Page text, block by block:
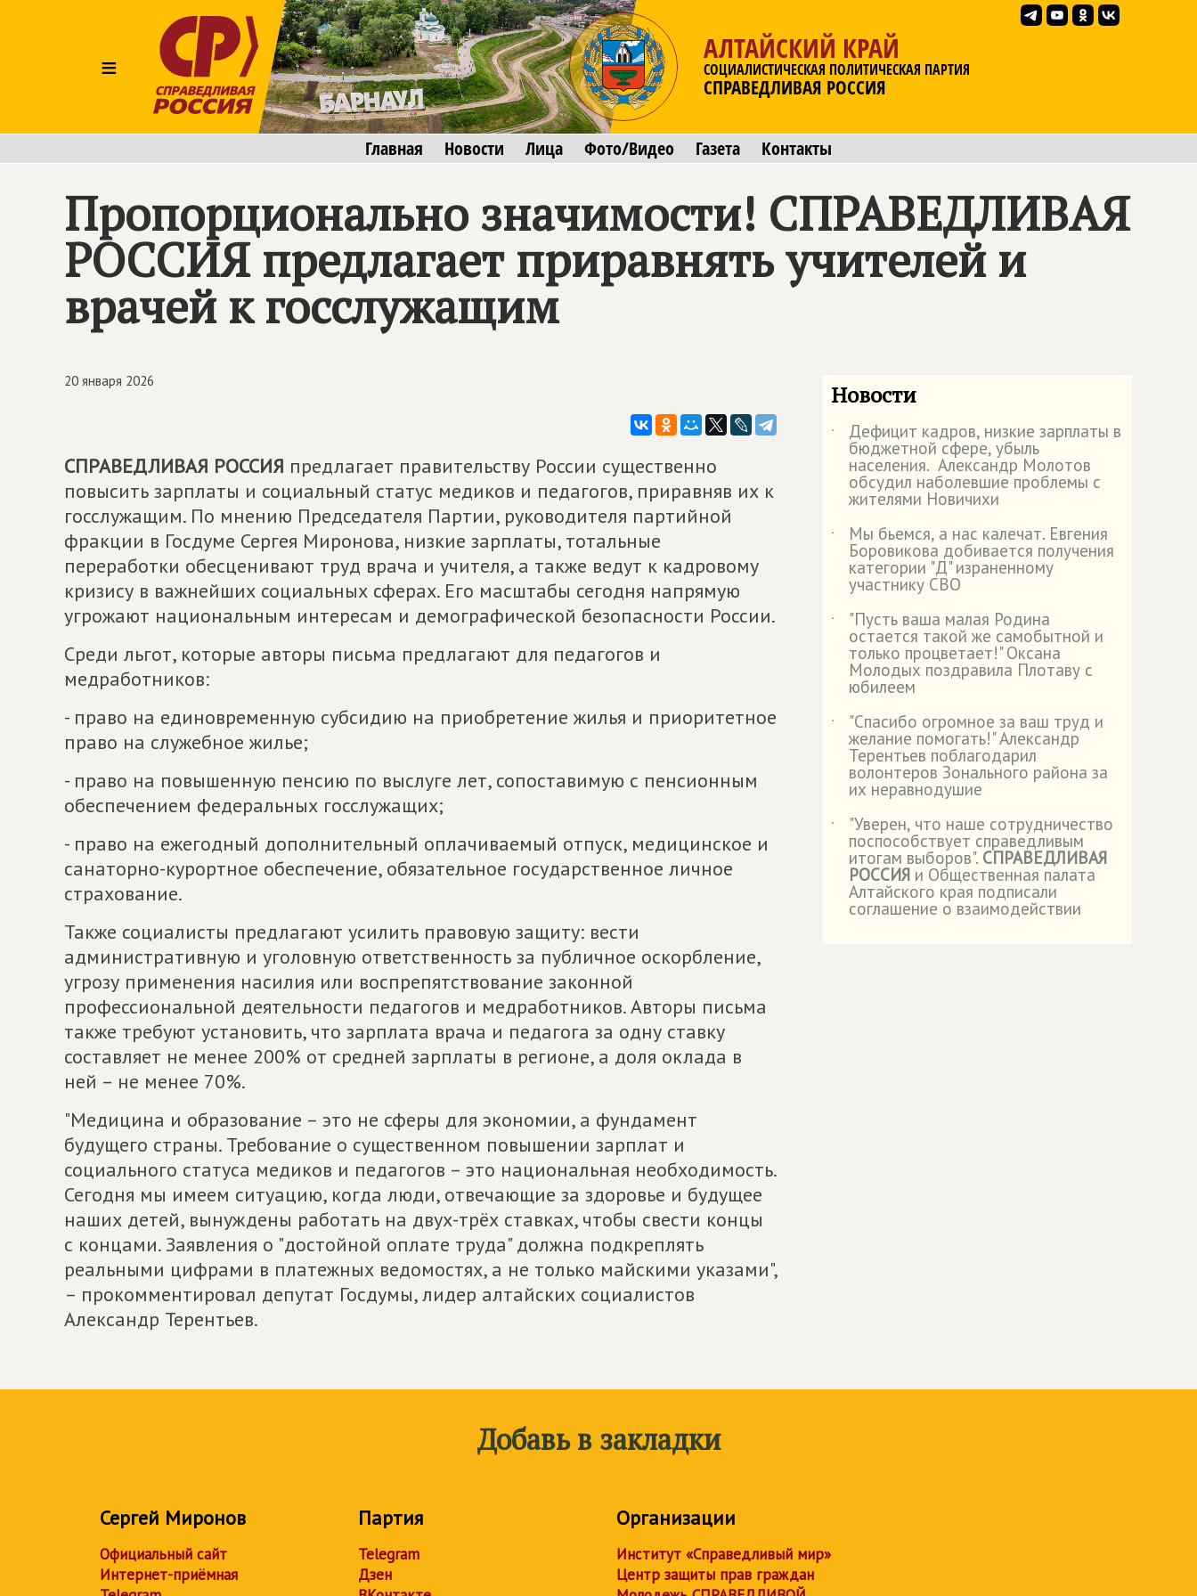
≡
АЛТАЙСКИЙ КРАЙ
СОЦИАЛИСТИЧЕСКАЯ ПОЛИТИЧЕСКАЯ ПАРТИЯ
СПРАВЕДЛИВАЯ РОССИЯ
Главная Новости Лица Фото/Видео Газета Контакты
Пропорционально значимости! СПРАВЕДЛИВАЯ
РОССИЯпредлагает приравнять учителей и
врачей к госслужащим
20 января 2026
СПРАВЕДЛИВАЯ РОССИЯ предлагает правительству России существенно
повысить зарплаты и социальный статус медиков и педагогов, приравняв их к
госслужащим. По мнению Председателя Партии, руководителя партийной
фракции в Госдуме Сергея Миронова, низкие зарплаты, тотальные
переработки обесценивают труд врача и учителя, а также ведут к кадровому
кризису в важнейших социальных сферах. Его масштабы сегодня напрямую
угрожают национальным интересам и демографической безопасности России.
Среди льгот, которые авторы письма предлагают для педагогов и
медработников:
- право на единовременную субсидию на приобретение жилья и приоритетное
право на служебное жилье;
- право на повышенную пенсию по выслуге лет, сопоставимую с пенсионным
обеспечением федеральных госслужащих;
- право на ежегодный дополнительный оплачиваемый отпуск, медицинское и
санаторно-курортное обеспечение, обязательное государственное личное
страхование.
Также социалисты предлагают усилить правовую защиту: вести
административную и уголовную ответственность за публичное оскорбление,
угрозу применения насилия или воспрепятствование законной
профессиональной деятельности педагогов и медработников. Авторы письма
также требуют установить, что зарплата врача и педагога за одну ставку
составляет не менее 200% от средней зарплаты в регионе, а доля оклада в
ней – не менее 70%.
"Медицина и образование – это не сферы для экономии, а фундамент
будущего страны. Требование о существенном повышении зарплат и
социального статуса медиков и педагогов – это национальная необходимость.
Сегодня мы имеем ситуацию, когда люди, отвечающие за здоровье и будущее
наших детей, вынуждены работать на двух-трёх ставках, чтобы свести концы
с концами. Заявления о "достойной оплате труда" должна подкреплять
реальными цифрами в платежных ведомостях, а не только майскими указами",
– прокомментировал депутат Госдумы, лидер алтайских социалистов
Александр Терентьев.
Новости
˙ Дефицит кадров, низкие зарплаты в
бюджетной сфере, убыль
населения. Александр Молотов
обсудил наболевшие проблемы с
жителями Новичихи
˙
Мы бьемся, а нас калечат. Евгения
Боровикова добивается получения
категории "Д" израненному
участнику СВО
˙
"Пусть ваша малая Родина
остается такой же самобытной и
только процветает!" Оксана
Молодых поздравила Плотаву с
юбилеем
˙
"Спасибо огромное за ваш труд и
желание помогать!" Александр
Терентьев поблагодарил
волонтеров Зонального района за
их неравнодушие
˙
"Уверен, что наше сотрудничество
поспособствует справедливым
итогам выборов". СПРАВЕДЛИВАЯ
РОССИЯ и Общественная палата
Алтайского края подписали
соглашение о взаимодействии
Добавь в закладки
Сергей Миронов
Официальный сайт
Интернет-приёмная
Партия
Telegram
Дзен
Организации
Институт «Справедливый мир»
Центр защиты прав граждан